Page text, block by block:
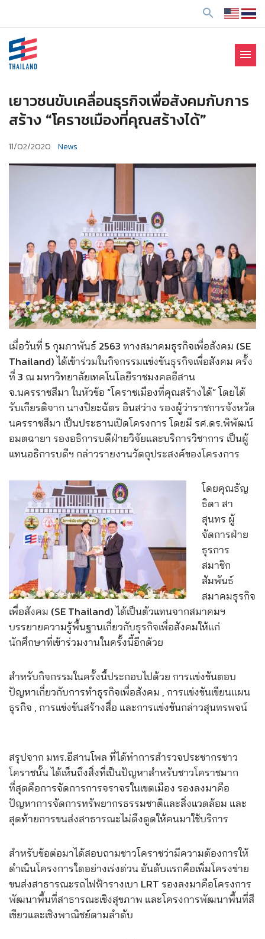
search
Enterprise: SE
menu
เยาวชนขับเคลื่อนธุรกิจเพื่อสังคมกับการ
สร้าง “โคราชเมืองที่คุณสร้างได้”
11/02/2020 News
เมื่อวันที่ 5 กุมภาพันธ์ 2563 ทางสมาคมธุรกิจเพื่อสังคม (SE
Thailand) ได้เข้าร่วมในกิจกรรมแข่งขันธุรกิจเพื่อสังคม ครั้ง
ที่ 3 ณ มหาวิทยาลัยเทคโนโลยีราชมงคลอีสาน
จ.นครราชสีมา ในหัวข้อ “โคราชเมืองที่คุณสร้างได้” โดยได้
รับเกียรติจาก นางปิยะฉัตร อินสว่าง รองผู้ว่าราชการจังหวัด
นครราชสีมา เป็นประธานเปิดโครงการ โดยมี รศ.ดร.พิพัฒน์
อมตฉายา รองอธิการบดีฝ่ายวิจัยและบริการวิชาการ เป็นผู้
แทนอธิการบดีฯ กล่าวรายงานวัตถุประสงค์ของโครงการ
โดยคุณธัญ
ธิดา สา
สุนทร ผู้
จัดการฝ่าย
ธุรการ
สมาชิก
สัมพันธ์
สมาคมธุรกิจ
เพื่อสังคม (SE Thailand) ได้เป็นตัวแทนจากสมาคมฯ
บรรยายความรู้พื้นฐานเกี่ยวกับธุรกิจเพื่อสังคมให้แก่
นักศึกษาที่เข้าร่วมงานในครั้งนี้อีกด้วย
สำหรับกิจกรรมในครั้งนี้ประกอบไปด้วย การแข่งขันตอบ
ปัญหาเกี่ยวกับการทำธุรกิจเพื่อสังคม , การแข่งขันเขียนแผน
ธุรกิจ , การแข่งขันสร้างสื่อ และการแข่งขันกล่าวสุนทรพจน์
สรุปจาก มทร.อีสานโพล ที่ได้ทำการสำรวจประชากรชาว
โคราชนั้น ได้เห็นถึงสิ่งที่เป็นปัญหาสำหรับชาวโคราชมาก
ที่สุดคือการจัดการการจราจรในเขตเมือง รองลงมาคือ
ปัญหาการจัดการทรัพยากรธรรมชาติและสิ่งแวดล้อม และ
สุดท้ายการขนส่งสาธารณะไม่ดึงดูดให้คนมาใช้บริการ
สำหรับข้อต่อมาได้สอบถามชาวโคราชว่ามีความต้องการให้
ดำเนินโครงการใดอย่างเร่งด่วน อันดับแรกคือเพิ่มโครงข่าย
ขนส่งสาธารณะรถไฟฟ้ารางเบา LRT รองลงมาคือโครงการ
พัฒนาพื้นที่สาธารณะเชิงสุขภาพ และโครงการพัฒนาพื้นที่สี
เขียวและเชิงพาณิชย์ตามลำดับ